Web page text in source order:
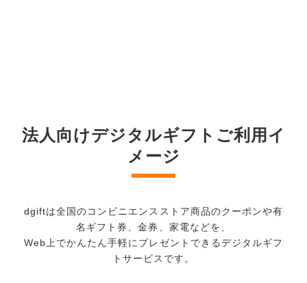
法人向けデジタルギフトご利用イ
メージ
dgiftは全国のコンビニエンスストア商品のクーポンや有
名ギフト券、金券、家電などを、
Web上でかんたん手軽にプレゼントできるデジタルギフ
トサービスです。